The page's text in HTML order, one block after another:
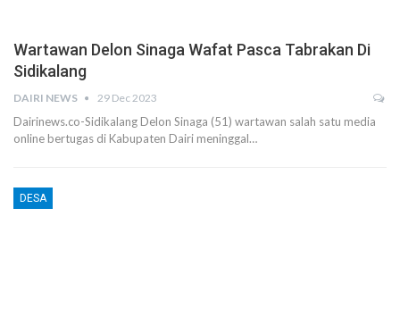
Wartawan Delon Sinaga Wafat Pasca Tabrakan Di
Sidikalang
DAIRI NEWS 29 Dec 2023
Dairinews.co-Sidikalang Delon Sinaga (51) wartawan salah satu media
online bertugas di Kabupaten Dairi meninggal…
DESA